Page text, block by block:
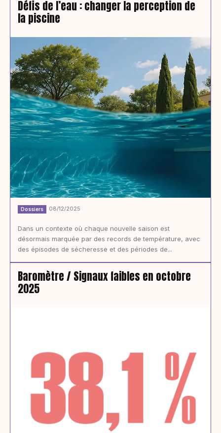
Défis de l’eau : changer la perception de
la piscine
Dossiers 08/12/2025
Dans un contexte où chaque nouvelle saison est
désormais marquée par des records de température, avec
des épisodes de sécheresse et des périodes de...
Baromètre / Signaux faibles en octobre
2025